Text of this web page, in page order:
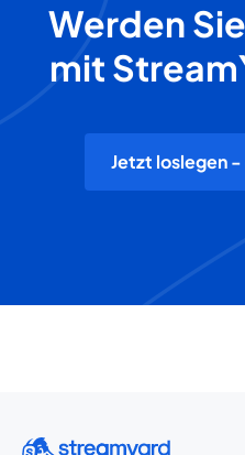
Werden
mit
Jetzt loslegen